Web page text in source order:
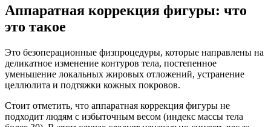
Аппаратная коррекция фигуры: что
это такое
Это безоперационные физпроцедуры, которые направлены на
деликатное изменение контуров тела, постепенное
уменьшение локальных жировых отложений, устранение
целлюлита и подтяжки кожных покровов.
Стоит отметить, что аппаратная коррекция фигуры не
подходит людям с избыточным весом (индекс массы тела